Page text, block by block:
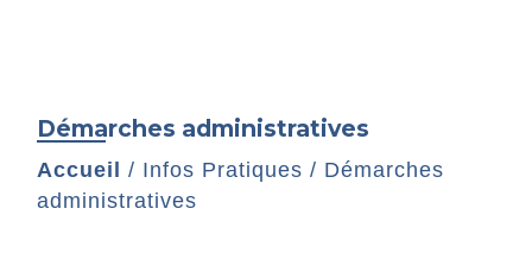
Démarches administratives
Accueil / Infos Pratiques / Démarches
administratives